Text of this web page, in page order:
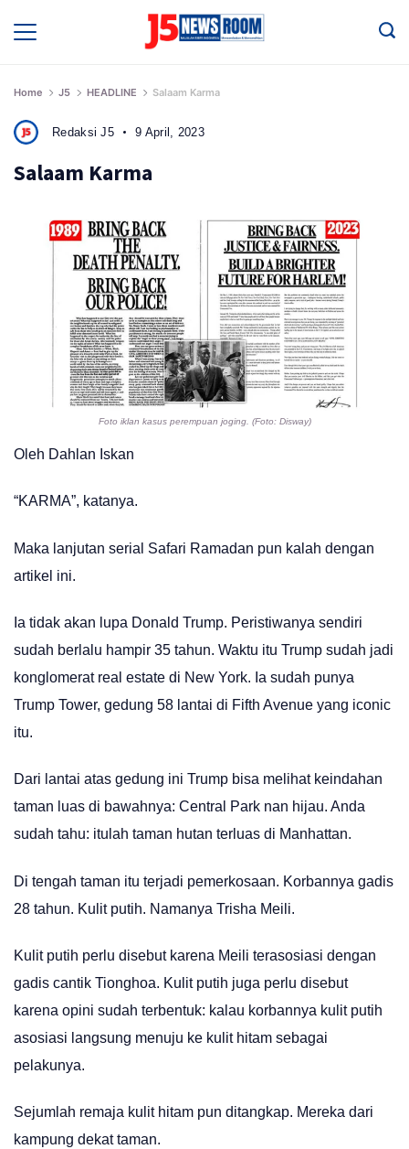
Home J5 HEADLINE Salaam Karma
Redaksi J5 9 April, 2023
Salaam Karma
Foto iklan kasus perempuan joging. (Foto: Disway)
Oleh Dahlan Iskan
“KARMA”, katanya.
Maka lanjutan serial Safari Ramadan pun kalah dengan
artikel ini.
Ia tidak akan lupa Donald Trump. Peristiwanya sendiri
sudah berlalu hampir 35 tahun. Waktu itu Trump sudah jadi
konglomerat real estate di New York. Ia sudah punya
Trump Tower, gedung 58 lantai di Fifth Avenue yang iconic
itu.
Dari lantai atas gedung ini Trump bisa melihat keindahan
taman luas di bawahnya: Central Park nan hijau. Anda
sudah tahu: itulah taman hutan terluas di Manhattan.
Di tengah taman itu terjadi pemerkosaan. Korbannya gadis
28 tahun. Kulit putih. Namanya Trisha Meili.
Kulit putih perlu disebut karena Meili terasosiasi dengan
gadis cantik Tionghoa. Kulit putih juga perlu disebut
karena opini sudah terbentuk: kalau korbannya kulit putih
asosiasi langsung menuju ke kulit hitam sebagai
pelakunya.
Sejumlah remaja kulit hitam pun ditangkap. Mereka dari
kampung dekat taman.